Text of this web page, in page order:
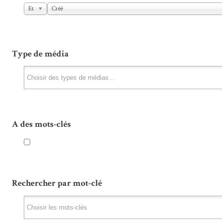
Et Créé
Type de média
A des mots-clés
Rechercher par mot-clé